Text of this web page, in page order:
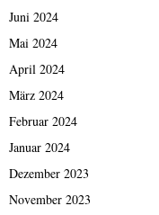
Juni 2024
Mai 2024
April 2024
März 2024
Februar 2024
Januar 2024
Dezember 2023
November 2023